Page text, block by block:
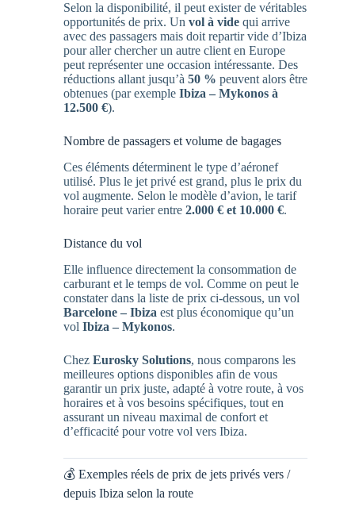
Selon la disponibilité, il peut exister de véritables
opportunités de prix. Un vol à vide qui arrive
avec des passagers mais doit repartir vide d’Ibiza
pour aller chercher un autre client en Europe
peut représenter une occasion intéressante. Des
réductions allant jusqu’à 50 % peuvent alors être
obtenues (par exemple Ibiza – Mykonos à
12.500 €).
Nombre de passagers et volume de bagages
Ces éléments déterminent le type d’aéronef
utilisé. Plus le jet privé est grand, plus le prix du
vol augmente. Selon le modèle d’avion, le tarif
horaire peut varier entre 2.000 € et 10.000 €.
Distance du vol
Elle influence directement la consommation de
carburant et le temps de vol. Comme on peut le
constater dans la liste de prix ci-dessous, un vol
Barcelone – Ibiza est plus économique qu’un
vol Ibiza – Mykonos.
Chez Eurosky Solutions, nous comparons les
meilleures options disponibles afin de vous
garantir un prix juste, adapté à votre route, à vos
horaires et à vos besoins spécifiques, tout en
assurant un niveau maximal de confort et
d’efficacité pour votre vol vers Ibiza.
💰 Exemples réels de prix de jets privés vers /
depuis Ibiza selon la route